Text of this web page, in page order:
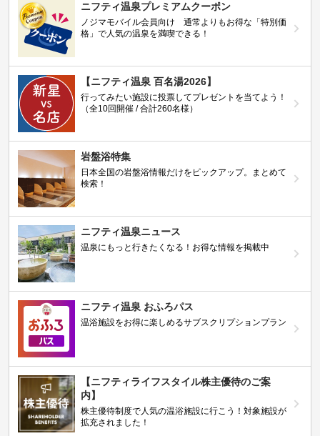
ニフティ温泉プレミアムクーポン
ノジマモバイル会員向け 通常よりもお得な「特別価
格」で人気の温泉を満喫できる！
【ニフティ温泉 百名湯2026】
行ってみたい施設に投票してプレゼントを当てよう！
（全10回開催 / 合計260名様）
岩盤浴特集
日本全国の岩盤浴情報だけをピックアップ。まとめて
検索！
ニフティ温泉ニュース
温泉にもっと行きたくなる！お得な情報を掲載中
ニフティ温泉 おふろパス
温浴施設をお得に楽しめるサブスクリプションプラン
【ニフティライフスタイル株主優待のご案
内】
株主優待制度で人気の温浴施設に行こう！対象施設が
拡充されました！